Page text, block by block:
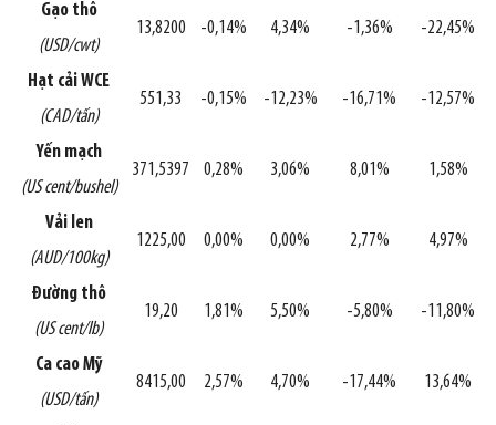
Gạo thô
(USD/cwt)
13,8200 -0,14% 4,34% -1,36% -22,45%
Hạt cải WCE
(CAD/tấn)
551,33 -0,15% -12,23% -16,71% -12,57%
Yến mạch
(US cent/bushel)
371,5397 0,28% 3,06% 8,01% 1,58%
Vải len
(AUD/100kg)
1225,00 0,00% 0,00% 2,77% 4,97%
Đường thô
(US cent/lb)
19,20 1,81% 5,50% -5,80% -11,80%
Ca cao Mỹ
(USD/tấn)
8415,00 2,57% 4,70% -17,44% 13,64%